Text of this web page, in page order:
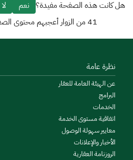
هل كانت هذه الصفحة مفيدة؟ نعم
لا
41 من الزوار أعجبهم محتوى
نظرة عامة
عن الهيئة العامة للعقار
البرامج
الخدمات
اتفاقية مستوى الخدمة
معايير سهولة الوصول
الأخبار والإعلانات
الروزنامة العقارية